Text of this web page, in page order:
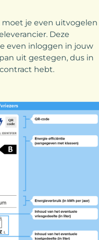
moet je even uitvogelen
Deze
even inloggen in jouw
uit gestegen, dus in
hebt.